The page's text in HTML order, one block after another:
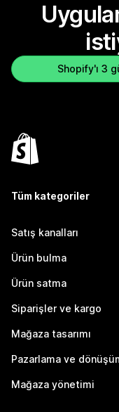
Shopify'ı 3
Tüm kategoriler
Satış kanalları
Ürün bulma
Ürün satma
Siparişler ve kargo
Mağaza tasarımı
Pazarlama ve
Mağaza yönetimi